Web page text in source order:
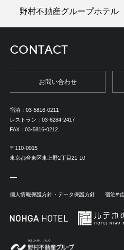
野村不動産グループホテル
CONTACT
お問い合わせ
宿泊： 03-5816-0211
レストラン： 03-6284-2417
FAX： 03-5816-0212
〒110-0015
東京都台東区東上野2丁目21-10
個人情報保護方針・データ保護方針 宿泊約